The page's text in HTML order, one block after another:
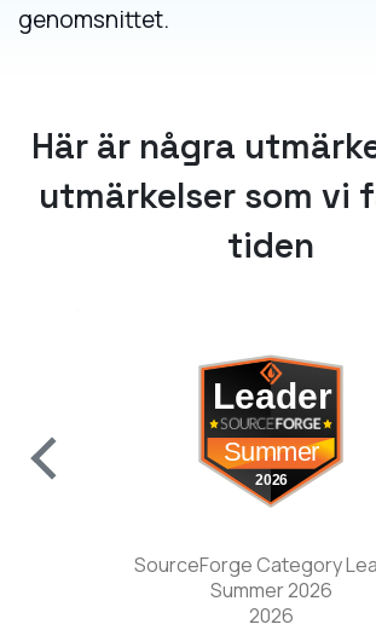
genomsnittet.
Här är några
utmärkelser som vi
tiden
SourceForge Category
Summer 2026
2026